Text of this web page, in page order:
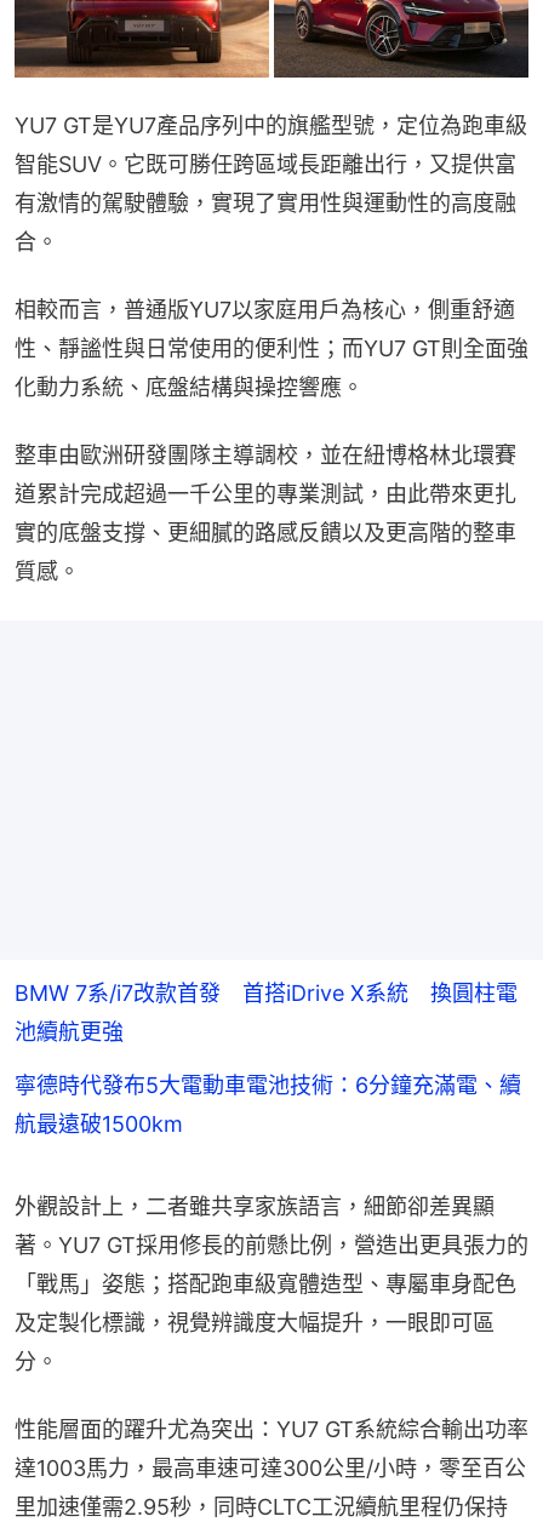
YU7 GT是YU7產品序列中的旗艦型號，定位為跑車級
智能SUV。它既可勝任跨區域長距離出行，又提供富
有激情的駕駛體驗，實現了實用性與運動性的高度融
合。
相較而言，普通版YU7以家庭用戶為核心，側重舒適
性、靜謐性與日常使用的便利性；而YU7 GT則全面強
化動力系統、底盤結構與操控響應。
整車由歐洲研發團隊主導調校，並在紐博格林北環賽
道累計完成超過一千公里的專業測試，由此帶來更扎
實的底盤支撐、更細膩的路感反饋以及更高階的整車
質感。
BMW 7系/i7改款首發 首搭iDrive X系統 換圓柱電
池續航更強
寧德時代發布5大電動車電池技術：6分鐘充滿電、續
航最遠破1500km
外觀設計上，二者雖共享家族語言，細節卻差異顯
著。YU7 GT採用修長的前懸比例，營造出更具張力的
「戰馬」姿態；搭配跑車級寬體造型、專屬車身配色
及定製化標識，視覺辨識度大幅提升，一眼即可區
分。
性能層面的躍升尤為突出：YU7 GT系統綜合輸出功率
達1003馬力，最高車速可達300公里/小時，零至百公
里加速僅需2.95秒，同時CLTC工況續航里程仍保持